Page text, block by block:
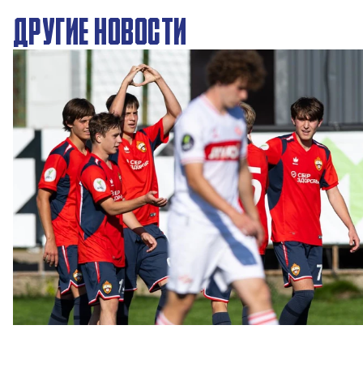
ДРУГИЕ НОВОСТИ
ЮФЛ: Московское дерби на «Октябре»
3 АВГУСТА 2026 14:15